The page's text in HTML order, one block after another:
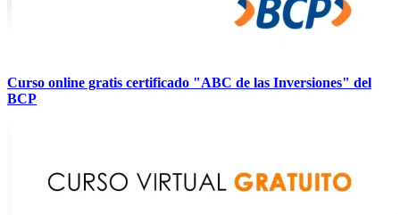
Curso online gratis certificado "ABC de las Inversiones" del
BCP